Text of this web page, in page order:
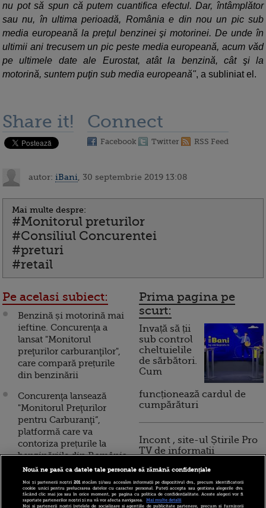
nu pot să spun că putem cuantifica efectul. Dar, întâmplător
sau nu, în ultima perioadă, România e din nou un pic sub
media europeană la preţul benzinei şi motorinei. De unde în
ultimii ani trecusem un pic peste media europeană, acum văd
pe ultimele date ale Eurostat, atât la benzină, cât şi la
motorină, suntem puţin sub media europeană", a subliniat el.
Share it! Connect
Facebook Twitter RSS Feed
autor: iBani , 30 septembrie 2019 13:08
Mai multe despre:
#Monitorul preturilor
#Consiliul Concurentei
#preturi
#retail
Pe acelasi subiect:
Benzină și motorină mai
ieftine. Concurenţa a
lansat "Monitorul
preţurilor carburanţilor",
care compară prețurile
din benzinării
Concurenţa lansează
"Monitorul Preţurilor
pentru Carburanţi”,
platformă care va
contoriza prețurile la
benzinăriile din România
aplicația prin care
românii vor putea
Prima pagina pe
scurt:
Invață să ții
sub control
cheltuielile
de sărbători.
Cum
funcționează cardul de
cumpărături
Incont , site-ul Știrile Pro
TV de informații
financiară, a devenit iBani
Nouă ne pasă ca datele tale personale să rămână confidențiale
Noi și partenerii noștri201stocăm și/sau accesăm informații pe dispozitivul dvs., precum identificatorii
cookie unici pentru prelucrarea datelor cu caracter personal. Puteți accepta sau gestiona alegerile dvs.
făcând clic mai jos sau în orice moment, pe pagina cu politica de confidențialitate. Aceste alegeri vor fi
raportate partenerilor noștri și nu vă vor afecta navigarea.
Mai multe detalii
Noi si partenerii nostri (retelele de socializare si agentiile de publicitate partenere, precum si furnizorii